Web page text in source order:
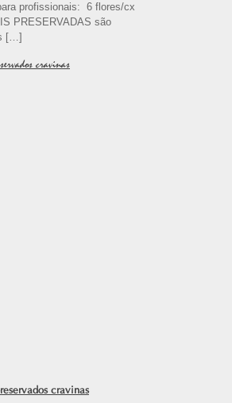
profissionais: 6 flores/cx
PRESERVADAS são
[…]
cravinas
cravinas